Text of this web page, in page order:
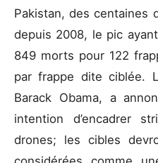
Pakistan, des centaines
depuis 2008, le pic
849 morts pour 122
par frappe dite ciblée.
Barack Obama, a
intention d’encadrer
drones; les cibles